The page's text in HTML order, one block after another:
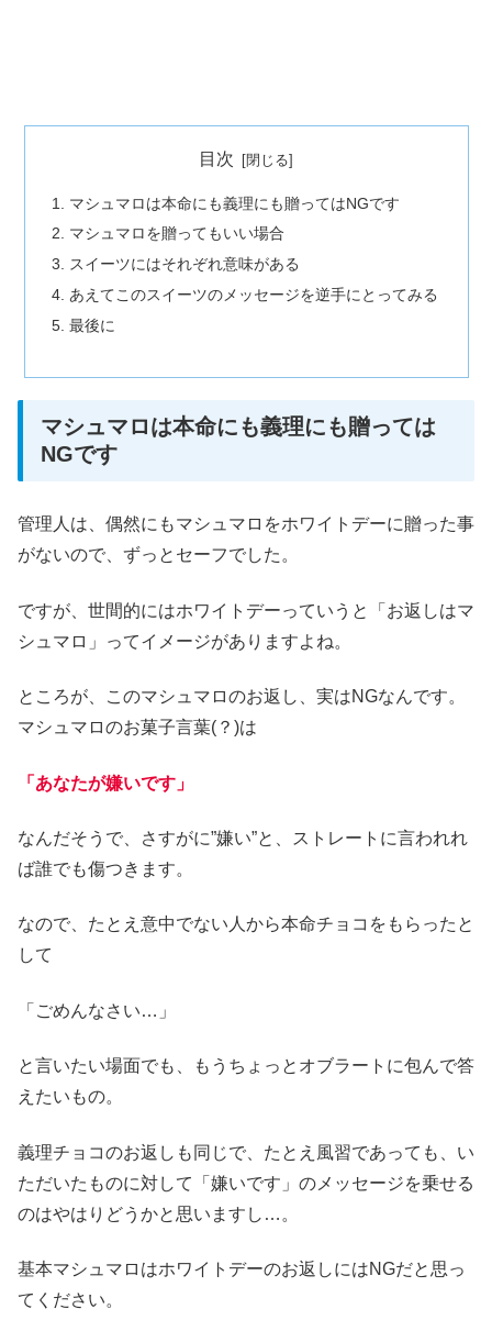
目次
マシュマロは本命にも義理にも贈ってはNGです
マシュマロを贈ってもいい場合
スイーツにはそれぞれ意味がある
あえてこのスイーツのメッセージを逆手にとってみる
最後に
マシュマロは本命にも義理にも贈っては
NGです
管理人は、偶然にもマシュマロをホワイトデーに贈った事
がないので、ずっとセーフでした。
ですが、世間的にはホワイトデーっていうと「お返しはマ
シュマロ」ってイメージがありますよね。
ところが、このマシュマロのお返し、実はNGなんです。
マシュマロのお菓子言葉(？)は
「あなたが嫌いです」
なんだそうで、さすがに”嫌い”と、ストレートに言われれ
ば誰でも傷つきます。
なので、たとえ意中でない人から本命チョコをもらったと
して
「ごめんなさい…」
と言いたい場面でも、
もうちょっとオブラートに包んで答
えたいもの。
義理チョコのお返しも同じで、たとえ風習であっても、い
ただいたものに対して「嫌いです」のメッセージを乗せる
のはやはりどうかと思いますし…。
基本マシュマロはホワイトデーのお返しにはNGだと思っ
てください。